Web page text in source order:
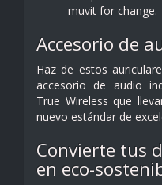
muvit for change.
Accesorio de
Haz de estos
accesorio de audio
True Wireless que
nuevo estándar de
Convierte tus
en eco-